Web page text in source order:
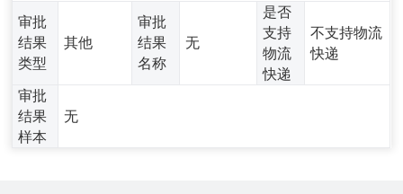
审批
结果
类型
其他
审批
结果
名称
无
是否
支持
物流
快递
不支持物流
快递
审批
结果
样本
无